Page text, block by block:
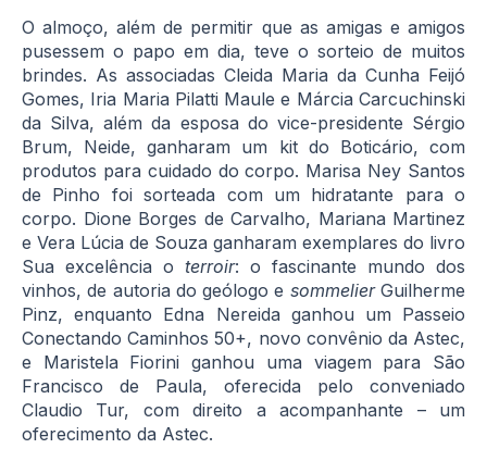
O almoço, além de permitir que as amigas e amigos
pusessem o papo em dia, teve o sorteio de muitos
brindes. As associadas Cleida Maria da Cunha Feijó
Gomes, Iria Maria Pilatti Maule e Márcia Carcuchinski
da Silva, além da esposa do vice-presidente Sérgio
Brum, Neide, ganharam um kit do Boticário, com
produtos para cuidado do corpo. Marisa Ney Santos
de Pinho foi sorteada com um hidratante para o
corpo. Dione Borges de Carvalho, Mariana Martinez
e Vera Lúcia de Souza ganharam exemplares do livro
Sua excelência o terroir: o fascinante mundo dos
vinhos, de autoria do geólogo e sommelierGuilherme
Pinz, enquanto Edna Nereida ganhou um Passeio
Conectando Caminhos 50+, novo convênio da Astec,
e Maristela Fiorini ganhou uma viagem para São
Francisco de Paula, oferecida pelo conveniado
Claudio Tur, com direito a acompanhante – um
oferecimento da Astec.